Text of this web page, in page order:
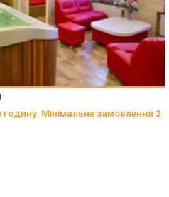
Мінімальне замовлення 2